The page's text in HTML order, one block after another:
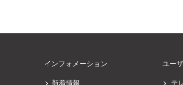
インフォメーション
新着情報
ユー
テ